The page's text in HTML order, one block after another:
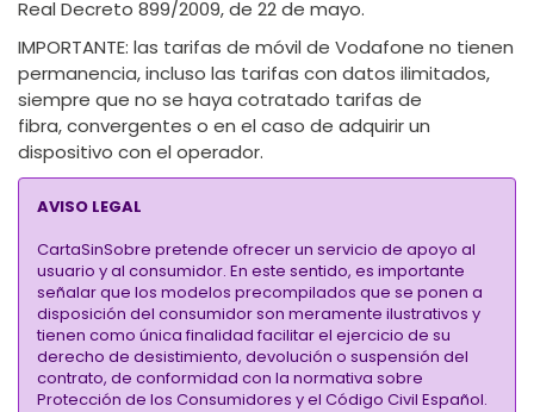
Real Decreto 899/2009, de 22 de mayo.
IMPORTANTE: las tarifas de móvil de Vodafone no tienen
permanencia, incluso las tarifas con datos ilimitados,
siempre que no se haya cotratado tarifas de
fibra, convergentes o en el caso de adquirir un
dispositivo con el operador.
AVISO LEGAL
CartaSinSobre pretende ofrecer un servicio de apoyo al
usuario y al consumidor. En este sentido, es importante
señalar que los modelos precompilados que se ponen a
disposición del consumidor son meramente ilustrativos y
tienen como única finalidad facilitar el ejercicio de su
derecho de desistimiento, devolución o suspensión del
contrato, de conformidad con la normativa sobre
Protección de los Consumidores y el Código Civil Español.